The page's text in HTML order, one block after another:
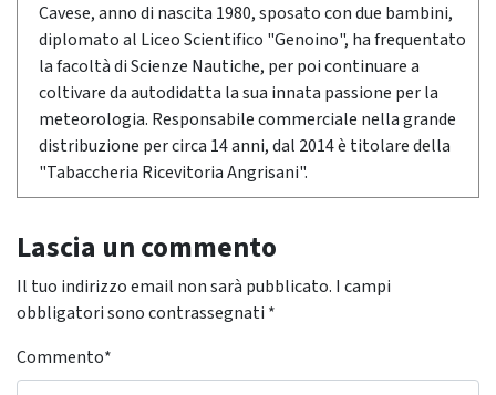
Cavese, anno di nascita 1980, sposato con due bambini,
diplomato al Liceo Scientifico "Genoino", ha frequentato
la facoltà di Scienze Nautiche, per poi continuare a
coltivare da autodidatta la sua innata passione per la
meteorologia. Responsabile commerciale nella grande
distribuzione per circa 14 anni, dal 2014 è titolare della
"Tabaccheria Ricevitoria Angrisani".
Lascia un commento
Il tuo indirizzo email non sarà pubblicato. I campi
obbligatori sono contrassegnati *
Commento*